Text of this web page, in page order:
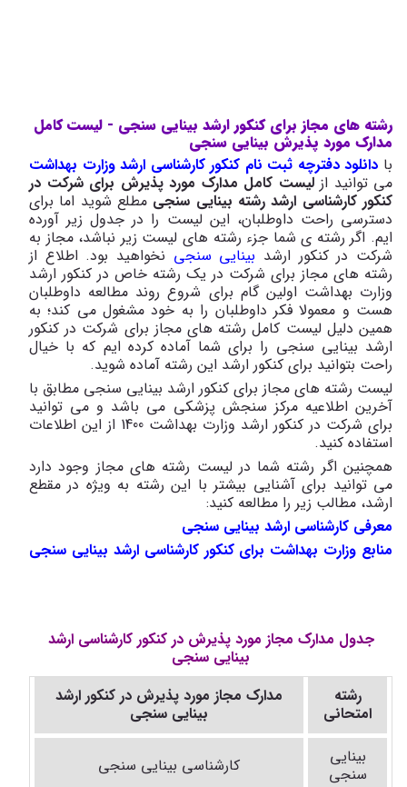
رشته های مجاز برای کنکور ارشد بینایی سنجی - لیست کامل
مدارک مورد پذیرش بینایی سنجی
با دانلود دفترچه ثبت نام کنکور کارشناسی ارشد وزارت بهداشت
می توانید ازلیست کامل مدارک مورد پذیرش برای شرکت در
کنکور کارشناسی ارشد رشته بینایی سنجی مطلع شوید اما برای
دسترسی راحت داوطلبان، این لیست را در جدول زیر آورده
ایم. اگر رشته ی شما جزء رشته های لیست زیر نباشد، مجاز به
شرکت در کنکور ارشد بینایی سنجی نخواهید بود. اطلاع از
رشته های مجاز برای شرکت در یک رشته خاص در کنکور ارشد
وزارت بهداشت اولین گام برای شروع روند مطالعه داوطلبان
هست و معمولا فکر داوطلبان را به خود مشغول می کند؛ به
همین دلیل لیست کامل رشته های مجاز برای شرکت در کنکور
ارشد بینایی سنجی را برای شما آماده کرده ایم که با خیال
راحت بتوانید برای کنکور ارشد این رشته آماده شوید.
لیست رشته های مجاز برای کنکور ارشد بینایی سنجی مطابق با
آخرین اطلاعیه مرکز سنجش پزشکی می باشد و می توانید
برای شرکت در کنکور ارشد وزارت بهداشت 1400 از این اطلاعات
استفاده کنید.
همچنین اگر رشته شما در لیست رشته های مجاز وجود دارد
می توانید برای آشنایی بیشتر با این رشته به ویژه در مقطع
ارشد، مطالب زیر را مطالعه کنید:
معرفی کارشناسی ارشد بینایی سنجی
منابع وزارت بهداشت برای کنکور کارشناسی ارشد بینایی سنجی​
جدول مدارک مجاز مورد پذیرش در کنکور کارشناسی ارشد
بینایی سنجی
رشته
امتحانی
مدارک مجاز مورد پذیرش در کنکور ارشد
بینایی سنجی
بینایی
سنجی
کارشناسی بینایی سنجی